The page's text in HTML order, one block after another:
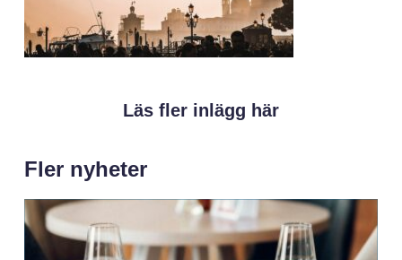
Läs fler inlägg här
Fler nyheter